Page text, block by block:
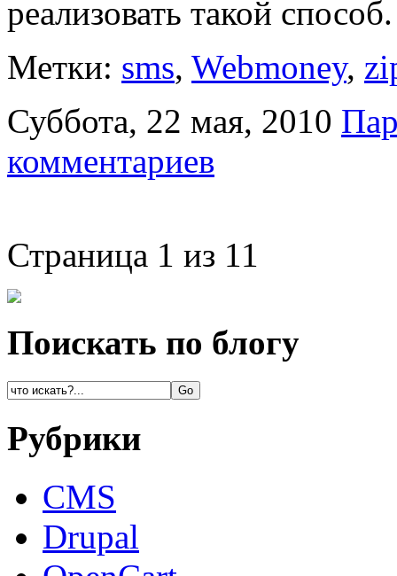
реализовать такой
Метки: sms, Webmoney,
Суббота, 22 мая, 2010
комментариев
Страница 1 из 11
Поискать по блогу
Рубрики
CMS
Drupal